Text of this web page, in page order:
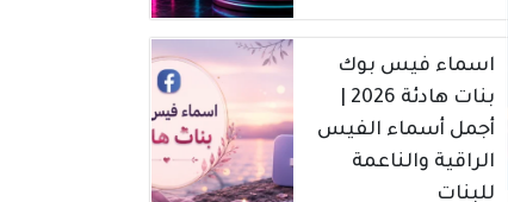
اسماء فيس بوك
أجمل أسماء الفيس
الراقية والناعمة
للبنات